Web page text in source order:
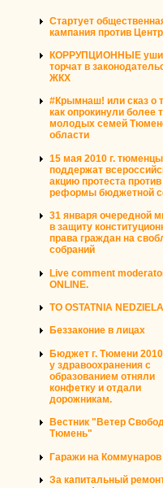
Стартует
кампания против
КОРРУПЦИОННЫЕ уши
торчат в
ЖКХ
#Крымнаш! или сказ о
как опрокинули более
молодых семей
области
15 мая 2010 г. тюменцы
поддержат
акцию протеста против
реформы бюджетной
31 января очередной
в защиту
права граждан на
собраний
Live comment
ONLINE.
TO OSTATNIA
Беззаконие в лицах
Бюджет г. Тюмени
у здравоохранения с
образованием отняли
конфетку и отдали
дорожникам.
Вестник "Ветер
Тюмень"
Гаражи на Коммунаров
За капитальный